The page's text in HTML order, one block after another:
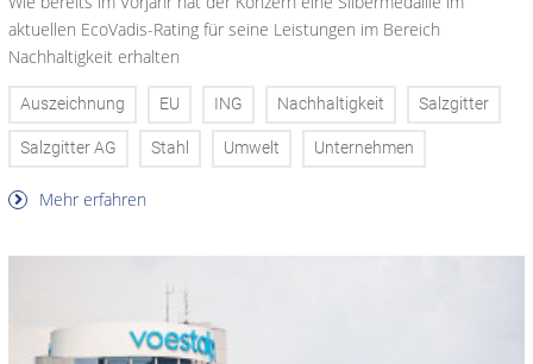
aktuellen EcoVadis-Rating für seine Leistungen im Bereich
Nachhaltigkeit erhalten
Auszeichnung EU ING Nachhaltigkeit Salzgitter
Salzgitter AG Stahl Umwelt Unternehmen
Mehr erfahren